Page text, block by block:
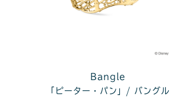
Bangle
「ピーター・パン」/ バングル